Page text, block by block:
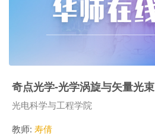
奇点光学-光学涡旋与矢量光束
课程类别
光电科学与工程学院
教师: 寿倩